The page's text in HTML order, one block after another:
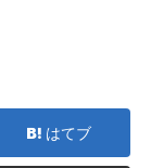
はてブ